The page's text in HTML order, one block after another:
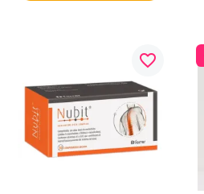
favorite_border